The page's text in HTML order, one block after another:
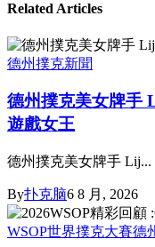
Related Articles
德州撲克新聞
德州撲克美女牌手
遊戲女王
德州撲克美女牌手 Lij...
By扑克脑6 8 月, 2026
WSOP世界撲克大賽德